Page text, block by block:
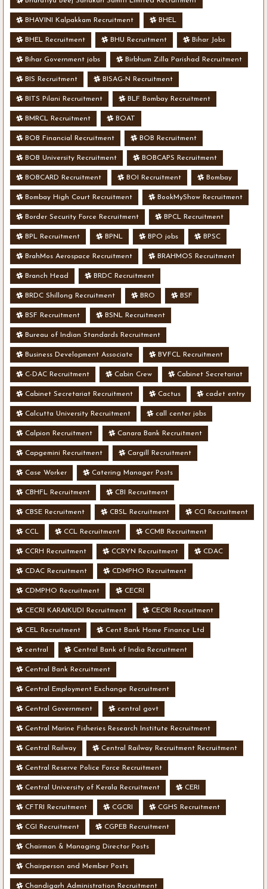
BHAVINI Kalpakkam Recruitment BHEL
BHEL Recruitment BHU Recruitment Bihar Jobs
Bihar Government jobs Birbhum Zilla Parishad Recruitment
BIS Recruitment BISAG-N Recruitment
BITS Pilani Recruitment BLF Bombay Recruitment
BMRCL Recruitment BOAT
BOB Financial Recruitment BOB Recruitment
BOB University Recruitment BOBCAPS Recruitment
BOBCARD Recruitment BOI Recruitment Bombay
Bombay High Court Recruitment BookMyShow Recruitment
Border Security Force Recruitment BPCL Recruitment
BPL Recruitment BPNL BPO jobs BPSC
BrahMos Aerospace Recruitment BRAHMOS Recruitment
Branch Head BRDC Recruitment
BRDC Shillong Recruitment BRO BSF
BSF Recruitment BSNL Recruitment
Bureau of Indian Standards Recruitment
Business Development Associate BVFCL Recruitment
C-DAC Recruitment Cabin Crew Cabinet Secretariat
Cabinet Secretariat Recruitment Cactus cadet entry
Calcutta University Recruitment call center jobs
Calpion Recruitment Canara Bank Recruitment
Capgemini Recruitment Cargill Recruitment
Case Worker Catering Manager Posts
CBHFL Recruitment CBI Recruitment
CBSE Recruitment CBSL Recruitment CCI Recruitment
CCL CCL Recruitment CCMB Recruitment
CCRH Recruitment CCRYN Recruitment CDAC
CDAC Recruitment CDMPHO Recruitment
CDMPHO Recruitment CECRI
CECRI KARAIKUDI Recruitment CECRI Recruitment
CEL Recruitment Cent Bank Home Finance Ltd
central Central Bank of India Recruitment
Central Bank Recruitment
Central Employment Exchange Recruitment
Central Government central govt
Central Marine Fisheries Research Institute Recruitment
Central Railway Central Railway Recruitment Recruitment
Central Reserve Police Force Recruitment
Central University of Kerala Recruitment CERI
CFTRI Recruitment CGCRI CGHS Recruitment
CGI Recruitment CGPEB Recruitment
Chairman & Managing Director Posts
Chairperson and Member Posts
Chandigarh Administration Recruitment